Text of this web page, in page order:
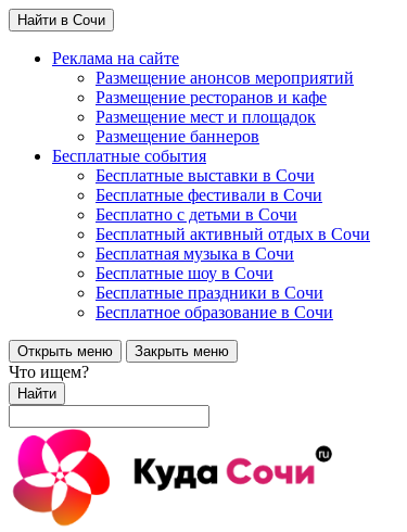
Найти в Сочи
Реклама на сайте
Размещение анонсов мероприятий
Размещение ресторанов и кафе
Размещение мест и площадок
Размещение баннеров
Бесплатные события
Бесплатные выставки в Сочи
Бесплатные фестивали в Сочи
Бесплатно с детьми в Сочи
Бесплатный активный отдых в Сочи
Бесплатная музыка в Сочи
Бесплатные шоу в Сочи
Бесплатные праздники в Сочи
Бесплатное образование в Сочи
Открыть меню Закрыть меню
Что ищем?
Найти